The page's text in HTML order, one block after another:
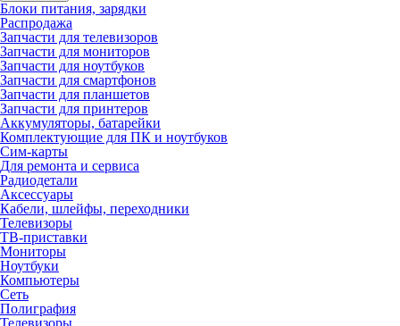
Блоки питания, зарядки
Распродажа
Запчасти для телевизоров
Запчасти для мониторов
Запчасти для ноутбуков
Запчасти для смартфонов
Запчасти для планшетов
Запчасти для принтеров
Аккумуляторы, батарейки
Комплектующие для ПК и ноутбуков
Сим-карты
Для ремонта и сервиса
Радиодетали
Аксессуары
Кабели, шлейфы, переходники
Телевизоры
ТВ-приставки
Мониторы
Ноутбуки
Компьютеры
Сеть
Полиграфия
Телевизоры